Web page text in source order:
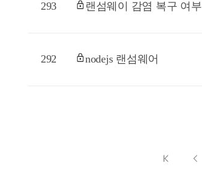
293 랜섬웨이 감염 복구 여부
292 nodejs 랜섬웨어